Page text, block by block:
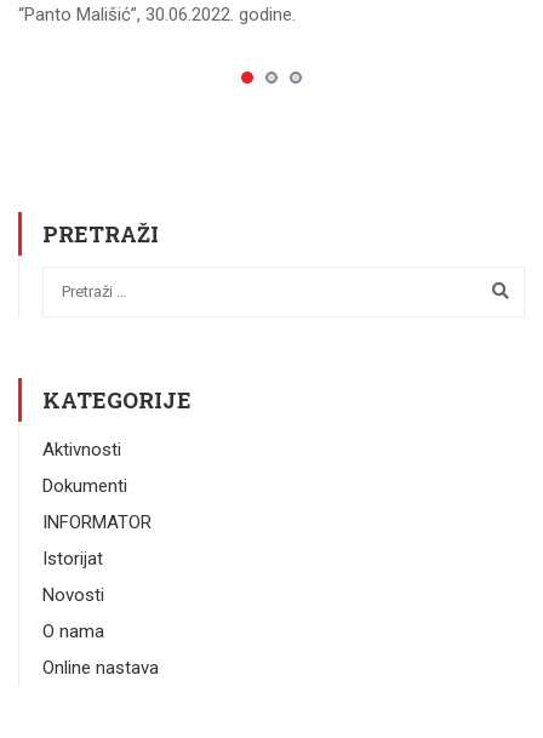
“Panto Mališić”, 30.06.2022. godine.
PRETRAŽI
KATEGORIJE
Aktivnosti
Dokumenti
INFORMATOR
Istorijat
Novosti
O nama
Online nastava